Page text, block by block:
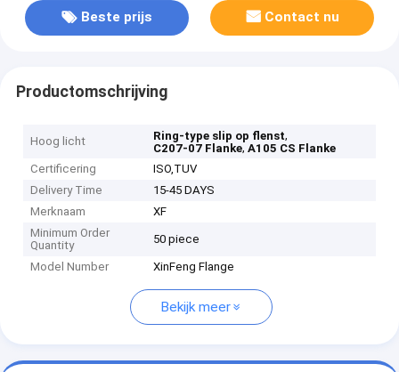
Beste prijs Contact nu
Productomschrijving
Hoog licht Ring-type slip op flenst,
C207-07 Flanke,A105 CS Flanke
Certificering
ISO,TUV
Delivery Time
15-45 DAYS
Merknaam
XF
Minimum Order
Quantity
50 piece
Model Number XinFeng Flange
Bekijk meer